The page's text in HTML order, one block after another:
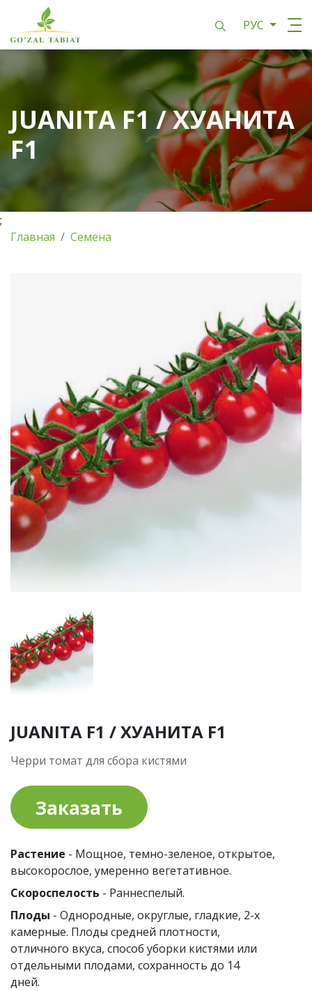
РУС
JUANITA F1 / ХУАНИТА
F1
;
Главная
Семена
JUANITA F1 / ХУАНИТА F1
Черри томат для сбора кистями
Заказать
Растение - Мощное, темно-зеленое, открытое,
высокорослое, умеренно вегетативное.
Скороспелость - Раннеспелый.
Плоды - Однородные, округлые, гладкие, 2-х
камерные. Плоды средней плотности,
отличного вкуса, способ уборки кистями или
отдельными плодами, сохранность до 14
дней.